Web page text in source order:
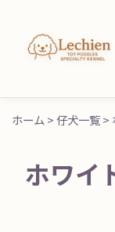
ホーム >仔犬一覧>
ホワイ